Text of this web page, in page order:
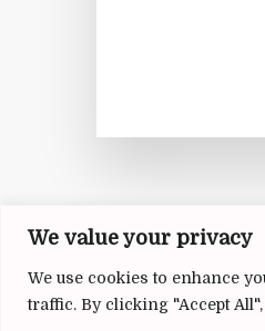
We value your privacy
We use cookies to enhance
traffic. By clicking "Accept